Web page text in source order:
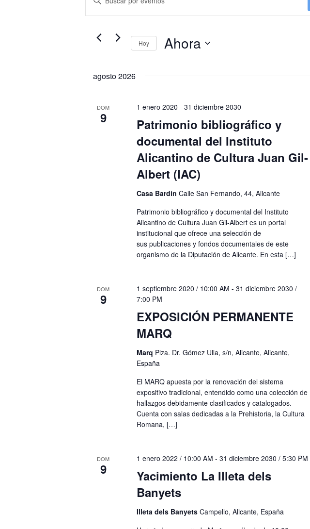
de
búsqueda
vistas
clave.
para
clave.
Hoy Ahora
agosto 2026
DOM
9
Patrimonio bibliográfico y
documental del Instituto
Alicantino de Cultura Juan Gil-
Albert (IAC)
1 enero 2020 -31 diciembre 2030
Casa BardínCalle San Fernando, 44, Alicante
Patrimonio bibliográfico y documental del Instituto
Alicantino de Cultura Juan Gil-Albert es un portal
institucional que ofrece una selección de
sus publicaciones y fondos documentales de este
organismo de la Diputación de Alicante. En esta […]
DOM
9
EXPOSICIÓN PERMANENTE
MARQ
1 septiembre 2020 / 10:00 AM -31 diciembre 2030 /
7:00 PM
Marq Plza. Dr. Gómez Ulla, s/n, Alicante, Alicante,
España
El MARQ apuesta por la renovación del sistema
expositivo tradicional, entendido como una colección de
hallazgos debidamente clasificados y catalogados.
Cuenta con salas dedicadas a la Prehistoria, la Cultura
Romana, […]
DOM
9
Yacimiento La Illeta dels
Banyets
1 enero 2022 / 10:00 AM -31 diciembre 2030 / 5:30 PM
Illeta dels BanyetsCampello, Alicante, España